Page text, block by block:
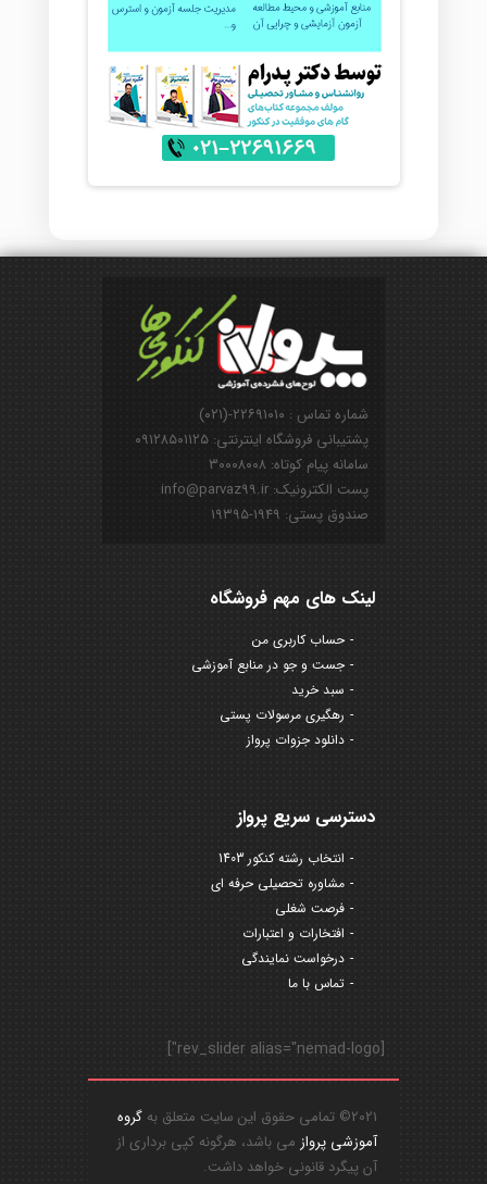
شماره تماس : ۲۲۶۹۱۰۱۰-(۰۲۱)
پشتیبانی فروشگاه اینترنتی: ۰۹۱۲۸۵۰۱۱۲۵
سامانه پیام کوتاه: ۳۰۰۰۸۰۰۸
پست الکترونیک: info@parvaz99.ir
صندوق پستی: ۱۹۴۹-۱۹۳۹۵
لینک های مهم فروشگاه
حساب کاربری من
جست و جو در منابع آموزشی
سبد خرید
رهگیری مرسولات پستی
دانلود جزوات پرواز
دسترسی سریع پرواز
انتخاب رشته کنکور 1403
مشاوره تحصیلی حرفه ای
فرصت شغلی
افتخارات و اعتبارات
درخواست نمایندگی
تماس با ما
[rev_slider alias="nemad-logo"]
2021© تمامی حقوق این سایت متعلق به
گروه
آموزشی پرواز می باشد، هرگونه کپی برداری از
آن پیگرد قانونی خواهد داشت.